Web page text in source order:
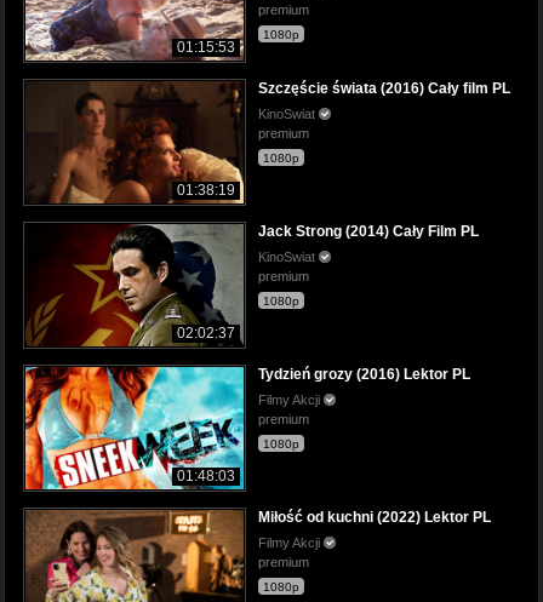
01:15:53
premium
1080p
01:38:19
Szczęście świata (2016) Cały film PL
KinoSwiat
premium
1080p
02:02:37
Jack Strong (2014) Cały Film PL
KinoSwiat
premium
1080p
01:48:03
Tydzień grozy (2016) Lektor PL
Filmy Akcji
premium
1080p
Miłość od kuchni (2022) Lektor PL
Filmy Akcji
premium
1080p